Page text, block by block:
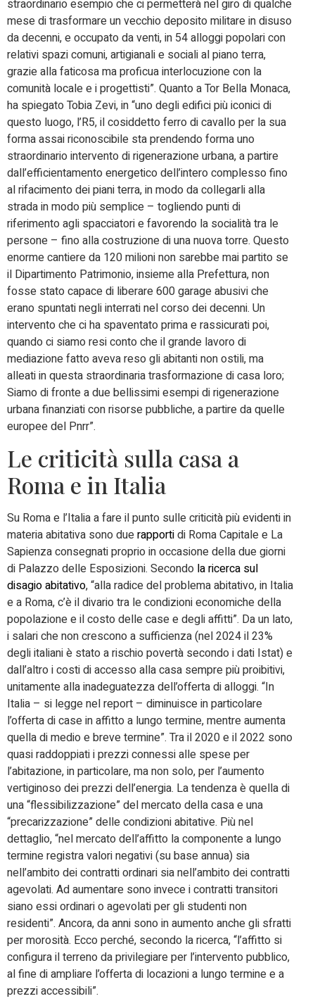
straordinario esempio che ci permetterà nel giro di qualche
mese di trasformare un vecchio deposito militare in disuso
da decenni, e occupato da venti, in 54 alloggi popolari con
relativi spazi comuni, artigianali e sociali al piano terra,
grazie alla faticosa ma proficua interlocuzione con la
comunità locale e i progettisti”. Quanto a Tor Bella Monaca,
ha spiegato Tobia Zevi, in “uno degli edifici più iconici di
questo luogo, l’R5, il cosiddetto ferro di cavallo per la sua
forma assai riconoscibile sta prendendo forma uno
straordinario intervento di rigenerazione urbana, a partire
dall’efficientamento energetico dell’intero complesso fino
al rifacimento dei piani terra, in modo da collegarli alla
strada in modo più semplice – togliendo punti di
riferimento agli spacciatori e favorendo la socialità tra le
persone – fino alla costruzione di una nuova torre. Questo
enorme cantiere da 120 milioni non sarebbe mai partito se
il Dipartimento Patrimonio, insieme alla Prefettura, non
fosse stato capace di liberare 600 garage abusivi che
erano spuntati negli interrati nel corso dei decenni. Un
intervento che ci ha spaventato prima e rassicurati poi,
quando ci siamo resi conto che il grande lavoro di
mediazione fatto aveva reso gli abitanti non ostili, ma
alleati in questa straordinaria trasformazione di casa loro;
Siamo di fronte a due bellissimi esempi di rigenerazione
urbana finanziati con risorse pubbliche, a partire da quelle
europee del Pnrr”.
Le criticità sulla casa a
Roma e in Italia
Su Roma e l’Italia a fare il punto sulle criticità più evidenti in
materia abitativa sono duerapportidi Roma Capitale e La
Sapienza consegnati proprio in occasione della due giorni
di Palazzo delle Esposizioni. Secondo la ricerca sul
disagio abitativo, “alla radice del problema abitativo, in Italia
e a Roma, c’è il divario tra le condizioni economiche della
popolazione e il costo delle case e degli affitti”. Da un lato,
i salari che non crescono a sufficienza (nel 2024 il 23%
degli italiani è stato a rischio povertà secondo i dati Istat) e
dall’altro i costi di accesso alla casa sempre più proibitivi,
unitamente alla inadeguatezza dell’offerta di alloggi. “In
Italia – si legge nel report – diminuisce in particolare
l’offerta di case in affitto a lungo termine, mentre aumenta
quella di medio e breve termine”. Tra il 2020 e il 2022 sono
quasi raddoppiati i prezzi connessi alle spese per
l’abitazione, in particolare, ma non solo, per l’aumento
vertiginoso dei prezzi dell’energia. La tendenza è quella di
una “flessibilizzazione” del mercato della casa e una
“precarizzazione” delle condizioni abitative. Più nel
dettaglio, “nel mercato dell’affitto la componente a lungo
termine registra valori negativi (su base annua) sia
nell’ambito dei contratti ordinari sia nell’ambito dei contratti
agevolati. Ad aumentare sono invece i contratti transitori
siano essi ordinari o agevolati per gli studenti non
residenti”. Ancora, da anni sono in aumento anche gli sfratti
per morosità. Ecco perché, secondo la ricerca, “l’affitto si
configura il terreno da privilegiare per l’intervento pubblico,
al fine di ampliare l’offerta di locazioni a lungo termine e a
prezzi accessibili”.